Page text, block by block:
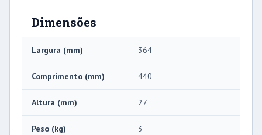
Dimensões
Largura (mm) 364
Comprimento (mm) 440
Altura (mm) 27
Peso (kg) 3